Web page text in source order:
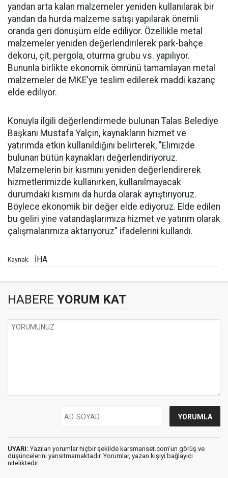
yandan arta kalan malzemeler yeniden kullanılarak bir
yandan da hurda malzeme satışı yapılarak önemli
oranda geri dönüşüm elde ediliyor. Özellikle metal
malzemeler yeniden değerlendirilerek park-bahçe
dekoru, çit, pergola, oturma grubu vs. yapılıyor.
Bununla birlikte ekonomik ömrünü tamamlayan metal
malzemeler de MKE'ye teslim edilerek maddi kazanç
elde ediliyor.
Konuyla ilgili değerlendirmede bulunan Talas Belediye
Başkanı Mustafa Yalçın, kaynakların hizmet ve
yatırımda etkin kullanıldığını belirterek, "Elimizde
bulunan bütün kaynakları değerlendiriyoruz.
Malzemelerin bir kısmını yeniden değerlendirerek
hizmetlerimizde kullanırken, kullanılmayacak
durumdaki kısmını da hurda olarak ayrıştırıyoruz.
Böylece ekonomik bir değer elde ediyoruz. Elde edilen
bu geliri yine vatandaşlarımıza hizmet ve yatırım olarak
çalışmalarımıza aktarıyoruz" ifadelerini kullandı.
Kaynak: İHA
HABERE YORUM KAT
UYARI: Yazılan yorumlar hiçbir şekilde karsmanset.com’un görüş ve
düşüncelerini yansıtmamaktadır. Yorumlar, yazan kişiyi bağlayıcı
niteliktedir.